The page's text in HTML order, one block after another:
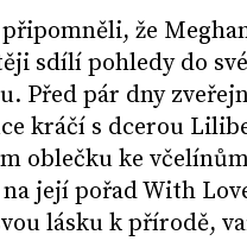
že
sdílí pohledy do
Před pár dny
kráčí s dcerou
oblečku ke
její pořad With
lásku k přírodě,